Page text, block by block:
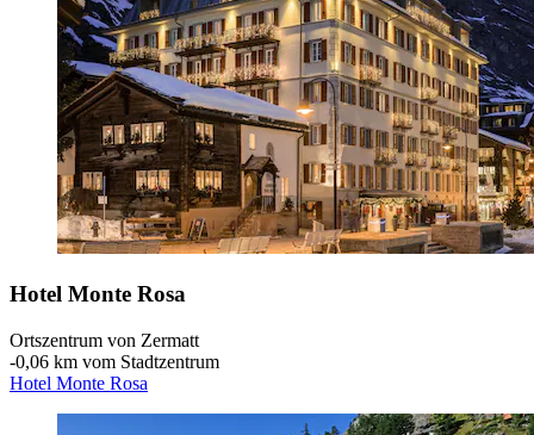
Hotel Monte Rosa
Ortszentrum von Zermatt
‐0,06 km vom Stadtzentrum
Hotel Monte Rosa